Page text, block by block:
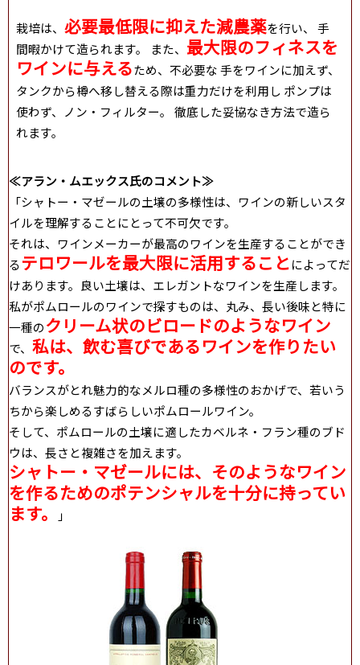
栽培は、 必要最低限に抑えた減農薬を行い、 手
間暇かけて造られます。 また、 最大限のフィネスを
ワインに与えるため、不必要な 手をワインに加えず、
タンクから樽へ移し替える際は重力だけを利用し ポンプは
使わず、ノン・フィルター。 徹底した妥協なき方法で造ら
れます。
≪アラン・ムエックス氏のコメント≫
「シャトー・マゼールの土壌の多様性は、ワインの新しいスタ
イルを理解することにとって不可欠です。
それは、ワインメーカーが最高のワインを生産することができ
るテロワールを最大限に活用することによってだ
けあります。良い土壌は、エレガントなワインを生産します。
私がポムロールのワインで探すものは、丸み、長い後味と特に
一種のクリーム状のビロードのようなワイン
で、 私は、飲む喜びであるワインを作りたい
のです。
バランスがとれ魅力的なメルロ種の多様性のおかげで、若いう
ちから楽しめるすばらしいポムロールワイン。
そして、ポムロールの土壌に適したカベルネ・フラン種のブド
ウは、長さと複雑さを加えます。
シャトー・マゼールには、そのようなワイン
を作るためのポテンシャルを十分に持ってい
ます。
」